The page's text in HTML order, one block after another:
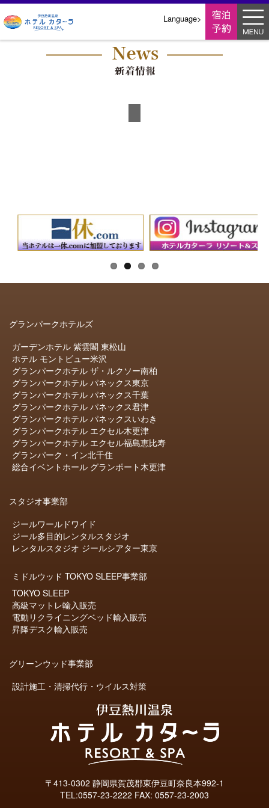
訳
ニ
ー
Language>
グランパークホテルズ
ガーデンホテル 紫雲閣 東松山
ホテル モントビュー米沢
グランパークホテル ザ・ルクソー南柏
グランパークホテル パネックス東京
グランパークホテル パネックス千葉
グランパークホテル パネックス君津
グランパークホテル パネックスいわき
グランパークホテル エクセル木更津
グランパークホテル エクセル福島恵比寿
グランパーク・イン北千住
総合イベントホール グランポート木更津
スタジオ事業部
ジールワールドワイド
ジール多目的レンタルスタジオ
レンタルスタジオ ジールシアター東京
ミドルウッド TOKYO SLEEP事業部
TOKYO SLEEP
高級マットレ輸入販売
電動リクライニングベッド輸入販売
昇降デスク輸入販売
グリーンウッド事業部
設計施工・清掃代行・ウイルス対策
〒413-0302 静岡県賀茂郡東伊豆町奈良本992-1
TEL:0557-23-2222 FAX: 0557-23-2003